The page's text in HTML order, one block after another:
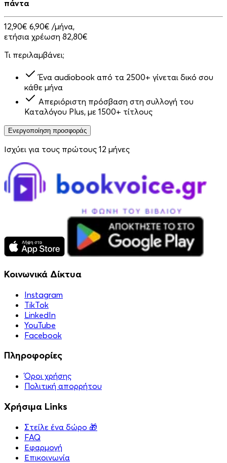
πάντα
12,90€ 6,90€ /μήνα,
ετήσια χρέωση 82,80€
Τι περιλαμβάνει;
Ένα audiobook από τα 2500+ γίνεται δικό σου
κάθε μήνα
Απεριόριστη πρόσβαση στη συλλογή του
Καταλόγου Plus, με 1500+ τίτλους
Ενεργοποίηση προσφοράς
Ισχύει για τους πρώτους 12 μήνες
Κοινωνικά Δίκτυα
Instagram
TikTok
LinkedIn
YouTube
Facebook
Πληροφορίες
Όροι χρήσης
Πολιτική απορρήτου
Χρήσιμα Links
Στείλε ένα δώρο 🎁
FAQ
Εφαρμογή
Επικοινωνία